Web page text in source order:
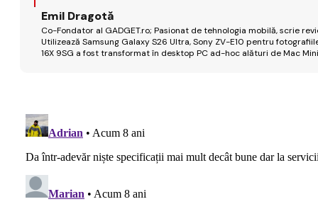
Emil Dragotă
Co-Fondator al GADGET.ro; Pasionat de tehnologia mobilă, scrie
Utilizează Samsung Galaxy S26 Ultra, Sony ZV-E10 pentru
16X 9SG a fost transformat în desktop PC ad-hoc alături de Mac